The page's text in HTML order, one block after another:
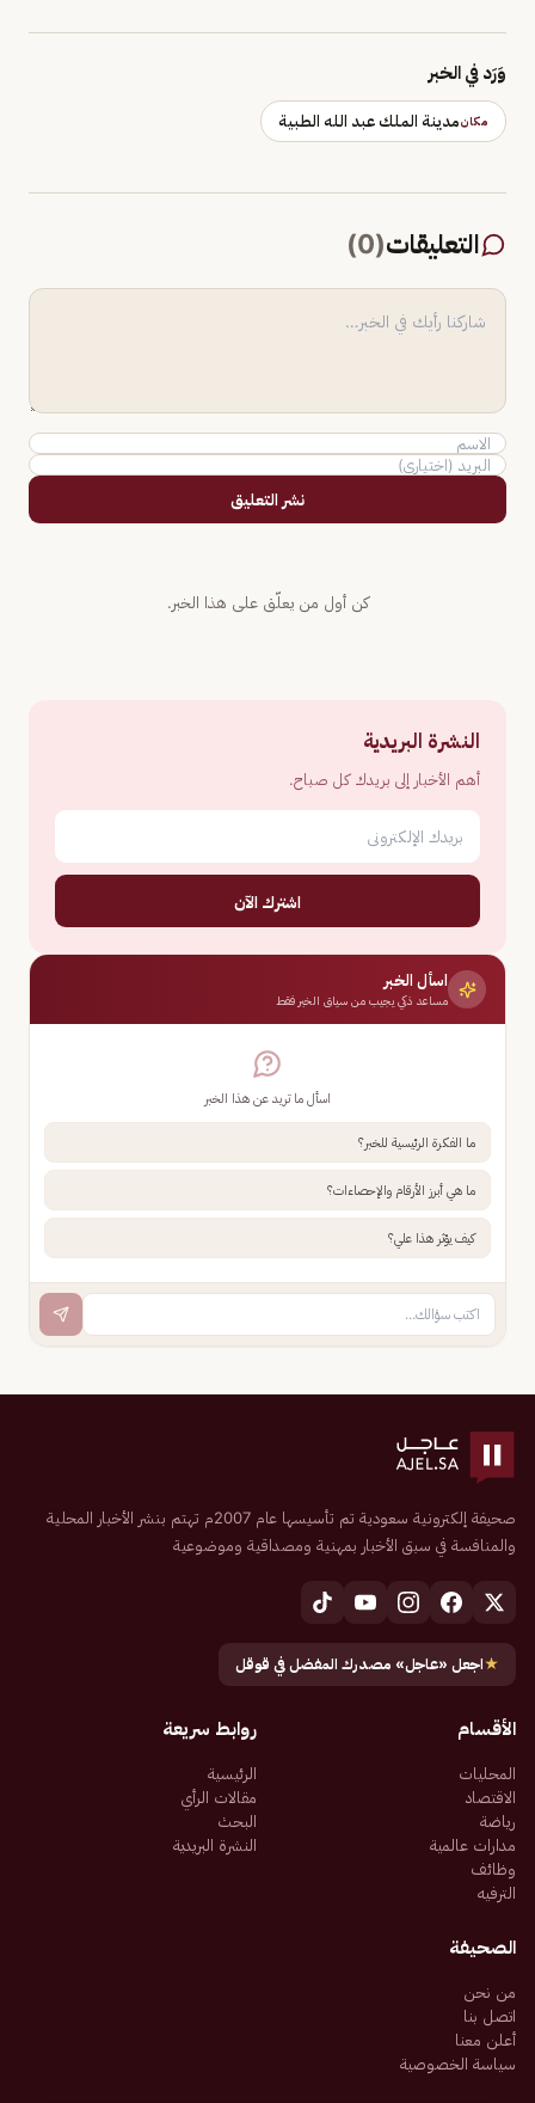
وَرَد في الخبر
مكانمدينة الملك عبد الله الطبية
التعليقات(
0
)
نشر التعليق
كن أول من يعلّق على هذا الخبر.
النشرة البريدية
أهم الأخبار إلى بريدك كل صباح.
اشترك الآن
اسأل الخبر
مساعد ذكي يجيب من سياق الخبر فقط
اسأل ما تريد عن هذا الخبر
ما الفكرة الرئيسية للخبر؟
ما هي أبرز الأرقام والإحصاءات؟
كيف يؤثر هذا علي؟
صحيفة إلكترونية سعودية تم تأسيسها عام 2007م تهتم بنشر الأخبار المحلية
والمنافسة في سبق الأخبار بمهنية ومصداقية وموضوعية
★اجعل «عاجل» مصدرك المفضل في قوقل
الأقسام
المحليات
الاقتصاد
رياضة
مدارات عالمية
وظائف
الترفيه
روابط سريعة
الرئيسية
مقالات الرأي
البحث
النشرة البريدية
الصحيفة
من نحن
اتصل بنا
أعلن معنا
سياسة الخصوصية